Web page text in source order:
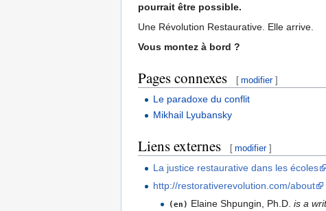
pourrait être possible.
Une Révolution Restaurative. Elle arrive.
Vous montez à bord ?
Pages connexes [ modifier ]
Le paradoxe du conflit
Mikhail Lyubansky
Liens externes [ modifier ]
La justice restaurative dans les écoles
http://restorativerevolution.com/about
(en) Elaine Shpungin, Ph.D. is a